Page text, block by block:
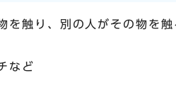
触り、別の人がその物を
など